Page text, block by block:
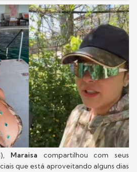
Maraisa compartilhou com seus
que está aproveitando alguns dias